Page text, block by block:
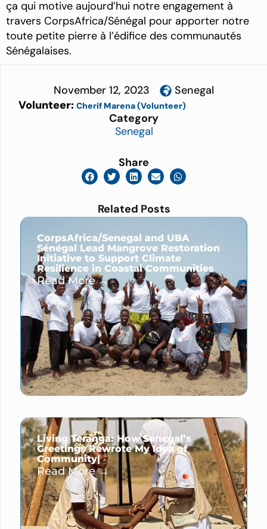
ça qui motive aujourd’hui notre engagement à
travers CorpsAfrica/Sénégal pour apporter notre
toute petite pierre à l’édifice des communautés
Sénégalaises.
November 12, 2023
Senegal
Volunteer: Cherif Marena (Volunteer)
Category
Senegal
Share
Related Posts
CorpsAfrica/Senegal and UBA
Sénégal Lead Mangrove Restoration
Initiative to Support Climate
Resilience in Coastal Communities
Read More →
Living Teranga: How Senegal’s
Greetings Rewrote My Idea of
Community|
Read More →